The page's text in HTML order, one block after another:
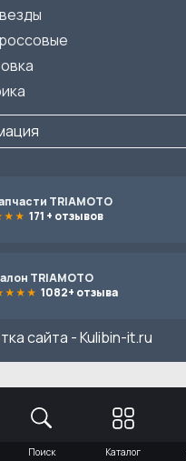
TRIAMOTO
171 + отзывов
TRIAMOTO
1082+ отзыва
сайта -Kulibin-it.ru
Поиск Каталог